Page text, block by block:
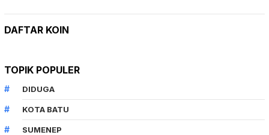
DAFTAR KOIN
TOPIK POPULER
DIDUGA
KOTA BATU
SUMENEP